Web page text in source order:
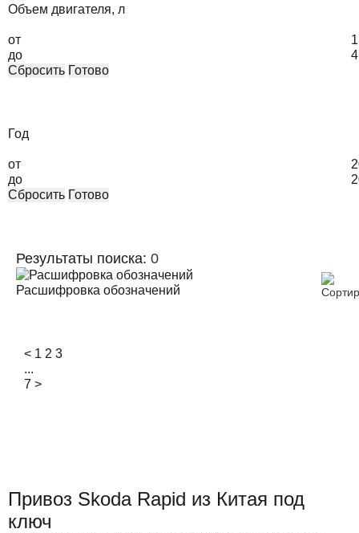
Объем двигателя, л
от
до
Сбросить Готово
Год
от
до
Сбросить Готово
Результаты поиска: 0
Расшифровка обозначений
< 1 2 3
...
7 >
Привоз Skoda Rapid из Китая под
ключ